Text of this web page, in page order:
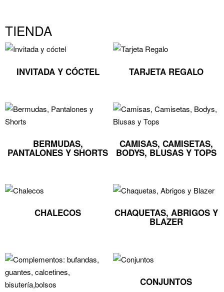
TIENDA
INVITADA Y CÓCTEL TARJETA REGALO
BERMUDAS,
PANTALONES Y SHORTS
CAMISAS, CAMISETAS,
BODYS, BLUSAS Y TOPS
CHALECOS CHAQUETAS, ABRIGOS Y
BLAZER
CONJUNTOS